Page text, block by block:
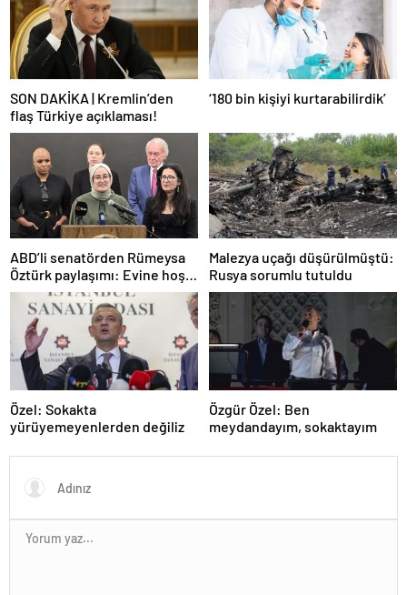
SON DAKİKA | Kremlin’den
flaş Türkiye açıklaması!
‘180 bin kişiyi kurtarabilirdik’
ABD’li senatörden Rümeysa
Öztürk paylaşımı: Evine hoş
geldin!
Malezya uçağı düşürülmüştü:
Rusya sorumlu tutuldu
Özel: Sokakta
yürüyemeyenlerden değiliz
Özgür Özel: Ben
meydandayım, sokaktayım